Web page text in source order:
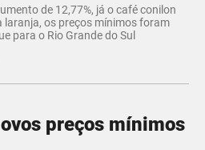
de 12,77%, já o café conilon
laranja, os preços mínimos foram
para o Rio Grande do Sul
preços mínimos